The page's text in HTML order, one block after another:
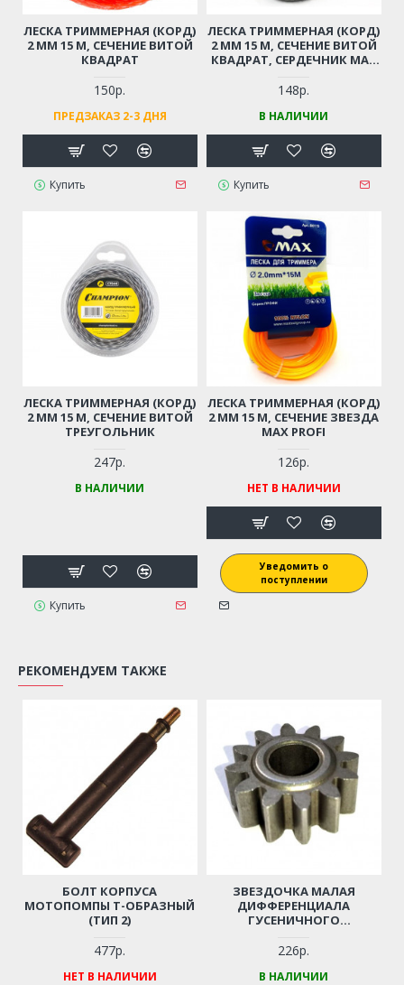
ЛЕСКА ТРИММЕРНАЯ (КОРД)
2 ММ 15 М, СЕЧЕНИЕ ВИТОЙ
КВАДРАТ
150р.
ПРЕДЗАКАЗ 2-3 ДНЯ
Купить
ЛЕСКА ТРИММЕРНАЯ (КОРД)
2 ММ 15 М, СЕЧЕНИЕ ВИТОЙ
КВАДРАТ, СЕРДЕЧНИК MAX
148р.
В НАЛИЧИИ
Купить
ЛЕСКА ТРИММЕРНАЯ (КОРД)
2 ММ 15 М, СЕЧЕНИЕ ВИТОЙ
ТРЕУГОЛЬНИК
247р.
В НАЛИЧИИ
Купить
ЛЕСКА ТРИММЕРНАЯ (КОРД)
2 ММ 15 М, СЕЧЕНИЕ ЗВЕЗДА
MAX PROFI
126р.
НЕТ В НАЛИЧИИ
Уведомить о
поступлении
РЕКОМЕНДУЕМ ТАКЖЕ
БОЛТ КОРПУСА
МОТОПОМПЫ Т-ОБРАЗНЫЙ
(ТИП 2)
477р.
НЕТ В НАЛИЧИИ
ЗВЕЗДОЧКА МАЛАЯ
ДИФФЕРЕНЦИАЛА
ГУСЕНИЧНОГО
ЗУБЬЕВ)
226р.
В НАЛИЧИИ